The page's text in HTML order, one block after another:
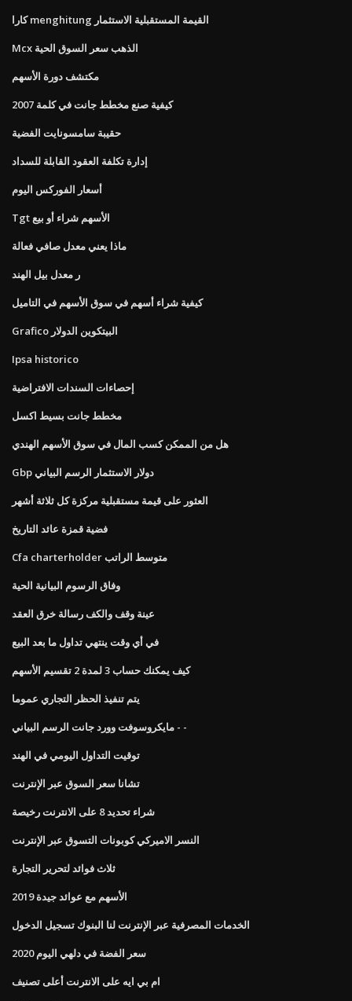
كارا menghitung القيمة المستقبلية الاستثمار
Mcx الذهب سعر السوق الحية
مكتشف دورة الأسهم
كيفية صنع مخطط جانت في كلمة 2007
حقيبة سامسونايت الفضية
إدارة تكلفة العقود القابلة للسداد
أسعار الفوركس اليوم
Tgt الأسهم شراء أو بيع
ماذا يعني معدل صافي فعالة
ر معدل بيل الهند
كيفية شراء أسهم في سوق الأسهم في التاميل
Grafico البيتكوين الدولار
Ipsa historico
إحصاءات السندات الافتراضية
مخطط جانت بسيط اكسل
هل من الممكن كسب المال في سوق الأسهم الهندي
Gbp دولار الاستثمار الرسم البياني
العثور على قيمة مستقبلية مركزة كل ثلاثة أشهر
فضية قمزة عائد التاريخ
Cfa charterholder متوسط ​​الراتب
وفاق الرسوم البيانية الحية
عينة وقف والكف رسالة خرق العقد
في أي وقت ينتهي تداول ما بعد البيع
كيف يمكنك حساب 3 لمدة 2 تقسيم الأسهم
يتم تنفيذ الحظر التجاري عموما
مايكروسوفت وورد جانت الرسم البياني - -
توقيت التداول اليومي في الهند
تشانا سعر السوق عبر الإنترنت
شراء تحديد 8 على الانترنت رخيصة
النسر الاميركي كوبونات التسوق عبر الإنترنت
ثلاث فوائد لتحرير التجارة
الأسهم مع عوائد جيدة 2019
الخدمات المصرفية عبر الإنترنت لنا البنوك تسجيل الدخول
سعر الفضة في دلهي اليوم 2020
ام بي ايه على الانترنت أعلى تصنيف